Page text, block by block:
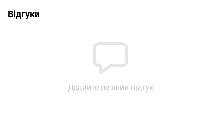
Відгуки
Додайте перший відгук